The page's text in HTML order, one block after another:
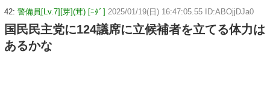
42: 警備員[Lv.7][芽](茸) [ﾆﾀﾞ] 2025/01/19(日) 16:47:05.55 ID:ABOjjDJa0
国民民主党に124議席に立候補者を立てる体力は
あるかな